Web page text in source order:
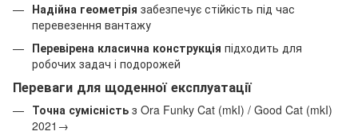
Надійна геометрія забезпечує стійкість під час
перевезення вантажу
Перевірена класична конструкція підходить для
робочих задач і подорожей
Переваги для щоденної експлуатації
Точна сумісність з Ora Funky Cat (mkI) / Good Cat (mkI)
2021→